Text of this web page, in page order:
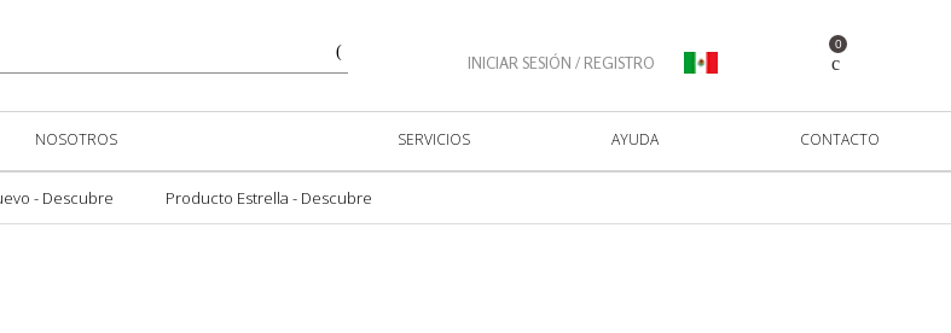
INICIAR SESIÓN / REGISTRO
0
NOSOTROS SERVICIOS AYUDA CONTACTO
- Descubre Producto Estrella - Descubre